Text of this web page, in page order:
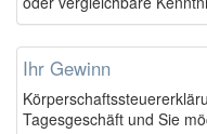
Ihr Gewinn
Tagesgeschäft und Sie